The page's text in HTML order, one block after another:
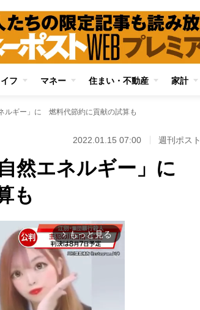
フ マネー 住まい・不動産 家計
ルギー」に 燃料代節約に貢献の試算も
2022.01.15 07:00 週刊ポスト
然エネルギー」に
も
arrow_forward_ios もっと見る